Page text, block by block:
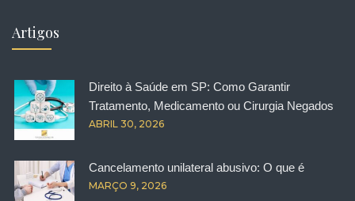
Artigos
Direito à Saúde em SP: Como Garantir
Tratamento, Medicamento ou Cirurgia Negados
ABRIL 30, 2026
Cancelamento unilateral abusivo: O que é
MARÇO 9, 2026